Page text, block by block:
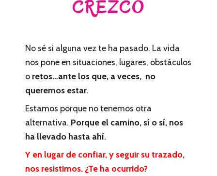
CREZCO
No sé si alguna vez te ha pasado. La vida
nos pone en situaciones, lugares, obstáculos
o retos…ante los que, a veces, no
queremos estar.
Estamos porque no tenemos otra
alternativa. Porque el camino, sí o sí, nos
ha llevado hasta ahí.
Y en lugar de confiar, y seguir su trazado,
nos resistimos. ¿Te ha ocurrido?